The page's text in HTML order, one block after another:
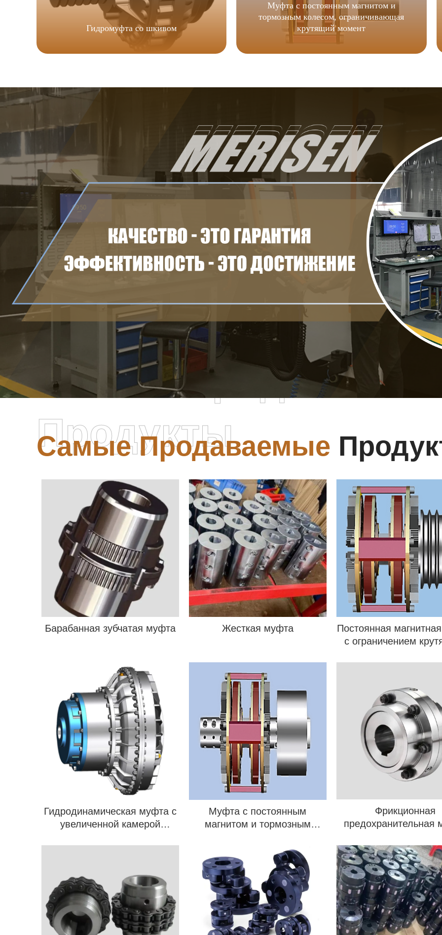
Гидромуфта со шкивом
Муфта с постоянным магнитом и
тормозным колесом, ограничивающая
крутящий момент
Самые Продаваемые
Самые
Продукты
Барабанная зубчатая муфта Жесткая муфта
Постоянная
с ограничением
Гидродинамическая муфта с
увеличенной камерой
Муфта с постоянным
магнитом и тормозным
крутящий момент
Фрикционная
предохранительная